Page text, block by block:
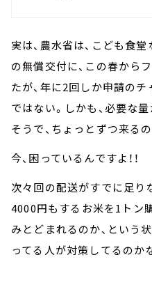
実は、農水省は、こども食
の無償交付に、この春から
たが、年に2回しか申請の
ではない。しかも、必要な
そうで、ちょっとずつ来るの
今、困っているんですよ！！
次々回の配送がすでに足り
4000円もするお米を1トン
みとどまれるのか、という状
ってる人が対策してるのか